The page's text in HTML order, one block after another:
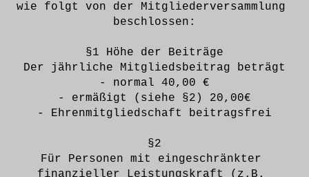
wie folgt von der Mitgliederversammlung
beschlossen:
§1 Höhe der Beiträge
Der jährliche Mitgliedsbeitrag beträgt
- normal 40,00 €
- ermäßigt (siehe §2) 20,00€
- Ehrenmitgliedschaft beitragsfrei
§2
Für Personen mit eingeschränkter